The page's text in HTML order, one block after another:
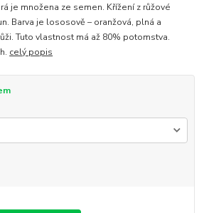
je množena ze semen. Křížení z růžové
Barva je lososově – oranžová, plná a
Tuto vlastnost má až 80% potomstva.
celý popis